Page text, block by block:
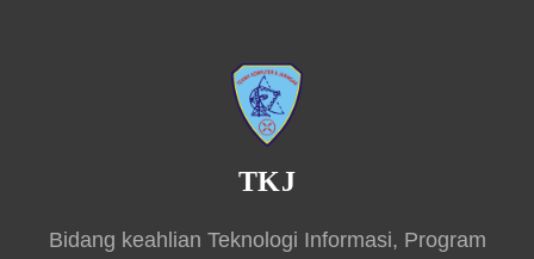
TKJ
Bidang keahlian Teknologi Informasi, Program